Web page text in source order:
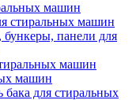
машин
стиральных машин
панели для
машин
машин
бака для стиральных